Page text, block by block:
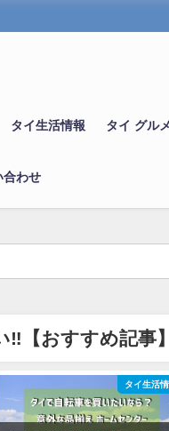
タイ生活情報 タイ グルメ
合わせ
【おすすめ記事】
タイ グ